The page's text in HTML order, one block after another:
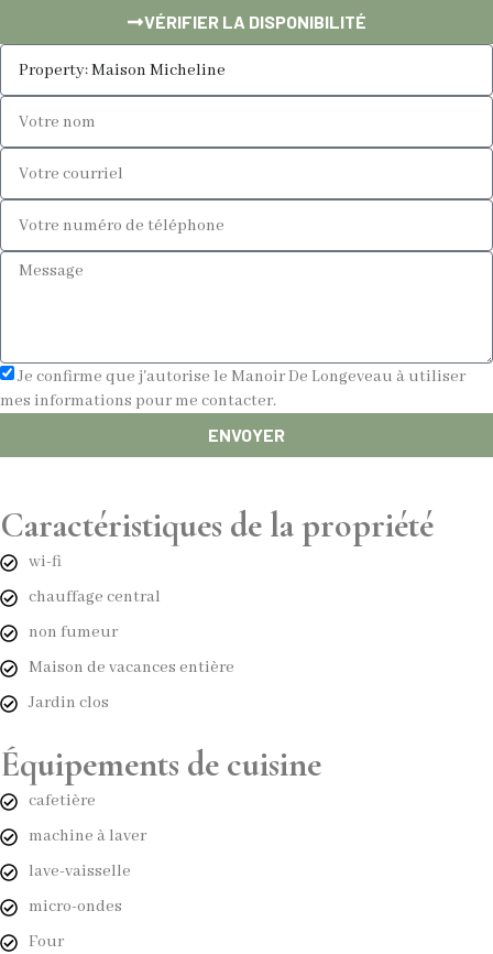
VÉRIFIER LA DISPONIBILITÉ
Je confirme que j'autorise le Manoir De Longeveau à utiliser
mes informations pour me contacter.
ENVOYER
Caractéristiques de la propriété
wi-fi
chauffage central
non fumeur
Maison de vacances entière
Jardin clos
Équipements de cuisine
cafetière
machine à laver
lave-vaisselle
micro-ondes
Four